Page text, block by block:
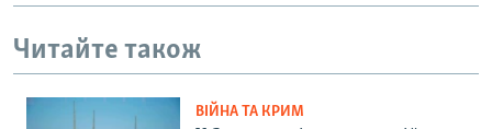
Читайте також
ВІЙНА ТА КРИМ